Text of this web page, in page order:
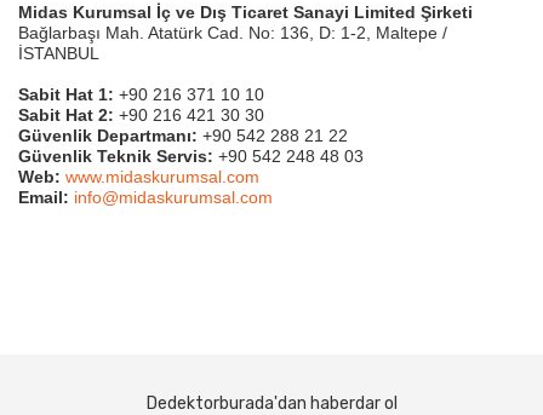
Midas Kurumsal İç ve Dış Ticaret Sanayi Limited Şirketi
Bağlarbaşı Mah. Atatürk Cad. No: 136, D: 1-2, Maltepe /
İSTANBUL
Sabit Hat 1: +90 216 371 10 10
Sabit Hat 2: +90 216 421 30 30
Güvenlik Departmanı: +90 542 288 21 22
Güvenlik Teknik Servis: +90 542 248 48 03
Web: www.midaskurumsal.com
Email: info@midaskurumsal.com
Dedektorburada'dan haberdar ol